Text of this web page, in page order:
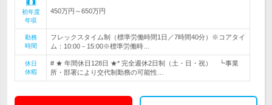
初年度
年収
450万円～650万円
勤務
時間
フレックスタイム制（標準労働時間1日／7時間40分）※コアタイ
ム：10:00－15:00※標準労働時…
休日
休暇
# ★ 年間休日128日 ★* 完全週休2日制（土・日・祝） ┗事業
所・部署により交代制勤務の可能性…